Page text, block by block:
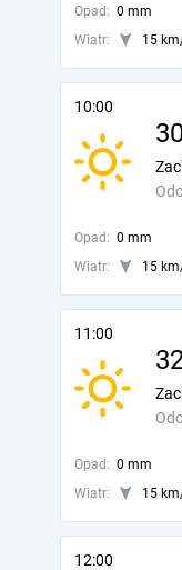
Opad: 0 mm
Wiatr:
15
10:00
Opad: 0 mm
Wiatr:
15
11:00
Opad: 0 mm
Wiatr:
15
12:00